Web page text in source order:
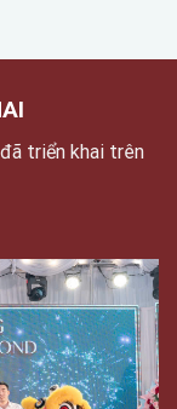
triển khai trên